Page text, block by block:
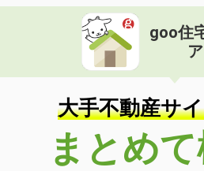
goo住
大手不動産サ
まとめて